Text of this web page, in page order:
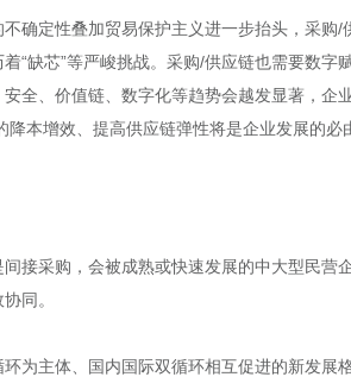
确定性叠加贸易保护主义进一步抬头，采购
“缺芯”等严峻挑战。采购/供应链也需要数
安全、价值链、数字化等趋势会越发显著，
降本增效、提高供应链弹性将是企业发展的必
接采购，会被成熟或快速发展的中大型民
同。
为主体、国内国际双循环相互促进的新发展